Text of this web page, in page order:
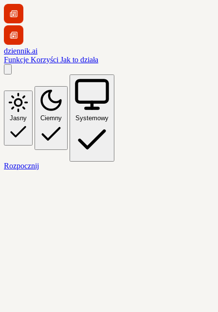
dziennik.ai
Funkcje Korzyści Jak to działa
Jasny Ciemny Systemowy
Rozpocznij